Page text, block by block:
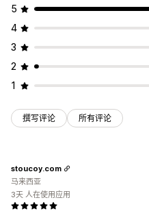
5
4
3
2
1
撰写评论 所有评论
stoucoy.com
马来西亚
3天 人在使用应用